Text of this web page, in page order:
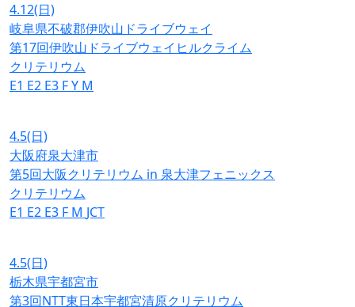
4.12(日)
岐阜県不破郡伊吹山ドライブウェイ
第17回伊吹山ドライブウェイヒルクライム
クリテリウム
E1 E2 E3 FY M
4.5(日)
大阪府泉大津市
第5回大阪クリテリウム in 泉大津フェニックス
クリテリウム
E1 E2 E3 F M JCT
4.5(日)
栃木県宇都宮市
第3回NTT東日本宇都宮清原クリテリウム